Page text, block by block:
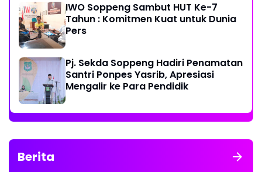
IWO Soppeng Sambut HUT Ke-7
Tahun : Komitmen Kuat untuk Dunia
Pers
Pj. Sekda Soppeng Hadiri Penamatan
Santri Ponpes Yasrib, Apresiasi
Mengalir ke Para Pendidik
Berita